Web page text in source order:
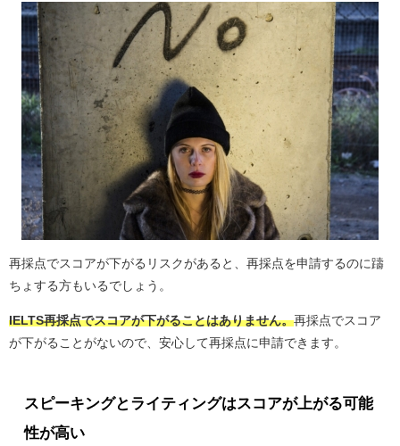
再採点でスコアが下がるリスクがあると、再採点を申請するのに躊
ちょする方もいるでしょう。
IELTS再採点でスコアが下がることはありません。再採点でスコア
が下がることがないので、安心して再採点に申請できます。
スピーキングとライティングはスコアが上がる可能
性が高い